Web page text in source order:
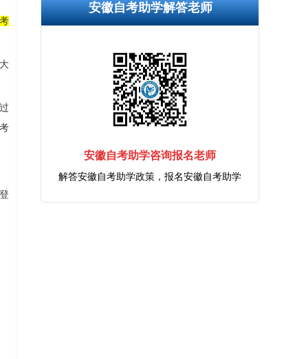
安徽自考助学解答老师
安徽自考助学咨询报名老师
解答安徽自考助学政策，报名安徽自考助学